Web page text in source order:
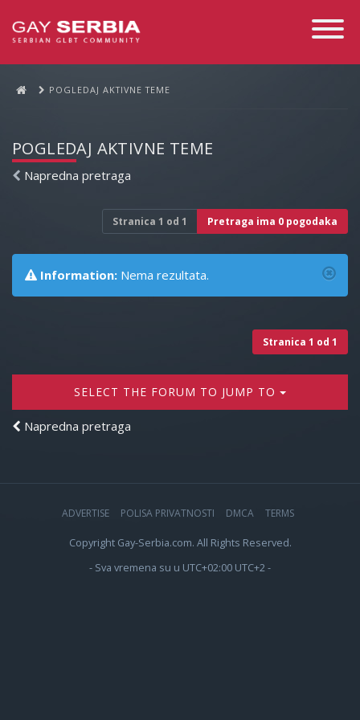
Toggle
POGLEDAJ AKTIVNE TEME
POGLEDAJ AKTIVNE TEME
Napredna pretraga
Stranica 1 od 1 Pretraga ima 0 pogodaka
Information: Nema rezultata.
Stranica 1 od 1
SELECT THE FORUM TO JUMP TO
Napredna pretraga
ADVERTISE POLISA PRIVATNOSTI DMCA TERMS
Copyright Gay-Serbia.com. All Rights Reserved.
- Sva vremena su u UTC+02:00 UTC+2 -